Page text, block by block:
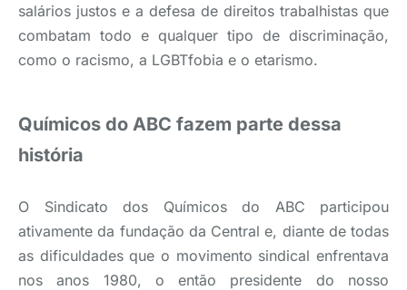
salários justos e a defesa de direitos trabalhistas que
combatam todo e qualquer tipo de discriminação,
como o racismo, a LGBTfobia e o etarismo.
Químicos do ABC fazem parte dessa
história
O Sindicato dos Químicos do ABC participou
ativamente da fundação da Central e, diante de todas
as dificuldades que o movimento sindical enfrentava
nos anos 1980, o então presidente do nosso